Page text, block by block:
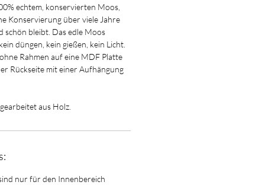
echtem, konservierten Moos,
Konservierung über viele Jahre
schön bleibt. Das edle Moos
düngen, kein gießen, kein Licht.
Rahmen auf eine MDF Platte
Rückseite mit einer Aufhängung
aus Holz.
nur für den Innenbereich